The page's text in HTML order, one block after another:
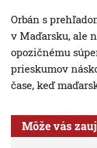
Orbán s
v Maďarsku, ale
opozičnému
prieskumov
čase, keď
Môže vás